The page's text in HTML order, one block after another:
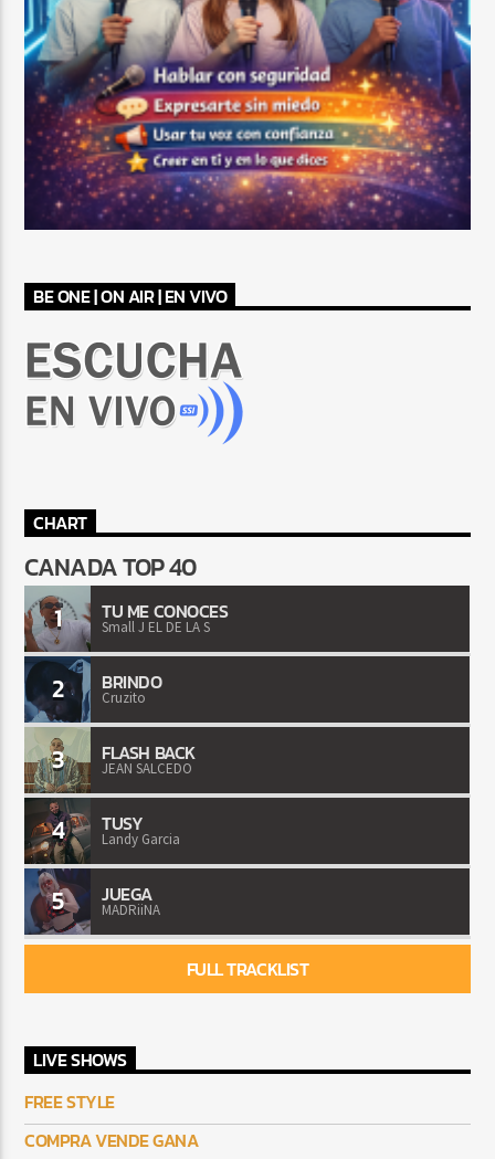
BE ONE | ON AIR | EN VIVO
CHART
CANADA TOP 40
1 TU ME CONOCES
Small J EL DE LA S
2 BRINDO
Cruzito
3 FLASH BACK
JEAN SALCEDO
4 TUSY
Landy Garcia
5 JUEGA
MADRiiNA
FULL TRACKLIST
LIVE SHOWS
FREE STYLE
COMPRA VENDE GANA